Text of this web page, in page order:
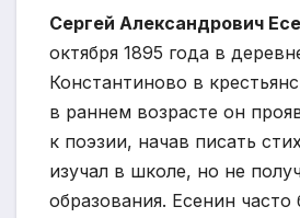
Сергей Александрович
октября 1895 года в
Константиново в
в раннем возрасте он
к поэзии, начав писать
изучал в школе, но не
образования. Есенин